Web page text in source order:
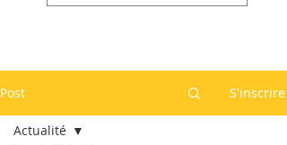
Post S'inscrire
Actualité